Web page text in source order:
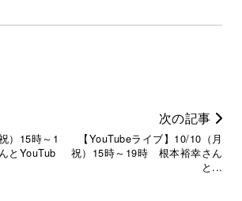
）15時～1
とYouTub
次の記事
【YouTubeライブ】10/10（月
祝）15時～19時 根本裕幸さん
と...